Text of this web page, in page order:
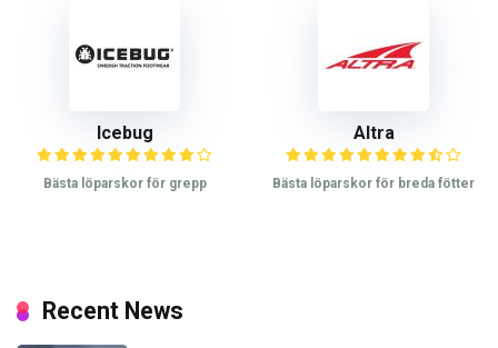
Icebug
Bästa löparskor för grepp
Altra
Bästa löparskor för breda fötter
Recent News